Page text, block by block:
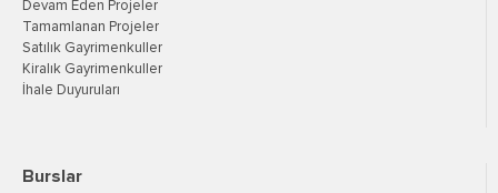
Devam Eden Projeler
Tamamlanan Projeler
Satılık Gayrimenkuller
Kiralık Gayrimenkuller
İhale Duyuruları
Burslar